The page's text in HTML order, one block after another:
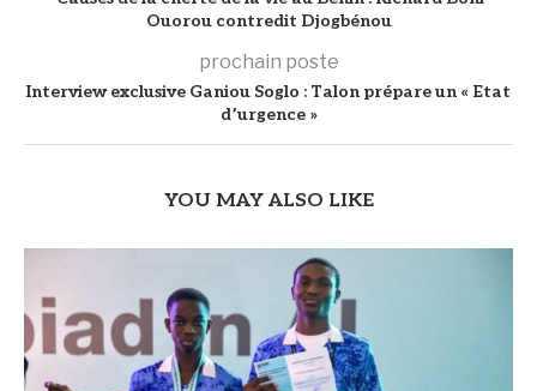
Ouorou contredit Djogbénou
prochain poste
Interview exclusive Ganiou Soglo : Talon prépare un « Etat
d’urgence »
YOU MAY ALSO LIKE